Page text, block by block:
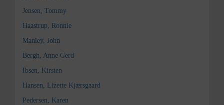
Jensen, Tommy
Haastrup, Ronnie
Manley, John
Bergh, Anne Gerd
Ibsen, Kirsten
Hansen, Lizette Kjærsgaard
Pedersen, Karen